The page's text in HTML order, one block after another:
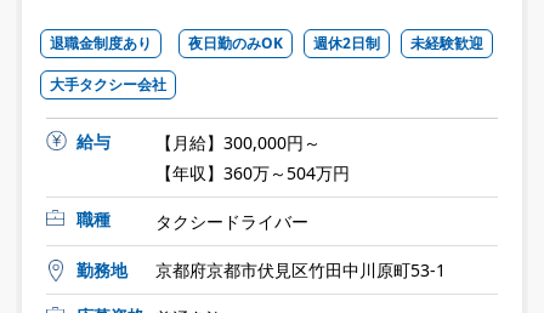
退職金制度あり 夜日勤のみOK 週休2日制
未経験歓迎
大手タクシー会社
給与
【月給】300,000円～
【年収】360万～504万円
職種
タクシードライバー
勤務地
京都府京都市伏見区竹田中川原町53-1